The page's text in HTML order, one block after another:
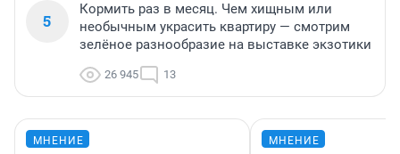
5
Кормить раз в месяц. Чем хищным или
необычным украсить квартиру — смотрим
зелёное разнообразие на выставке экзотики
26 945 13
МНЕНИЕ МНЕНИЕ